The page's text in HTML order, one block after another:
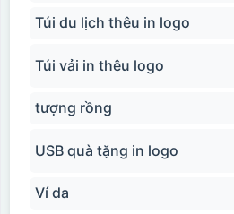
Túi du lịch thêu in logo
Túi vải in thêu logo
tượng rồng
USB quà tặng in logo
Ví da